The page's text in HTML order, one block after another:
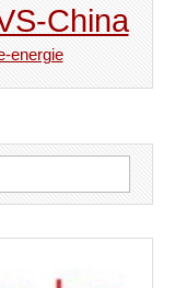
China
energie